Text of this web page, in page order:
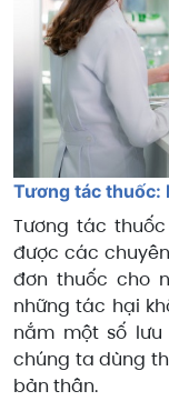
Tương tác thuốc:
Tương tác
được các
đơn thuốc cho
những tác hại
nắm một số
chúng ta dùng
bản thân.